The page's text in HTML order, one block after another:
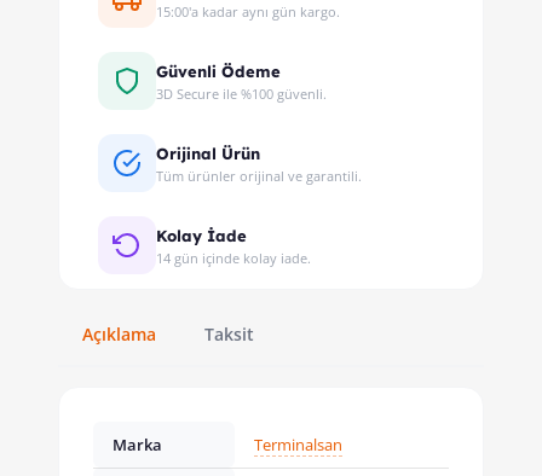
15:00'a kadar aynı gün kargo.
Güvenli Ödeme
3D Secure ile %100 güvenli.
Orijinal Ürün
Tüm ürünler orijinal ve garantili.
Kolay İade
14 gün içinde kolay iade.
Açıklama Taksit
Marka Terminalsan